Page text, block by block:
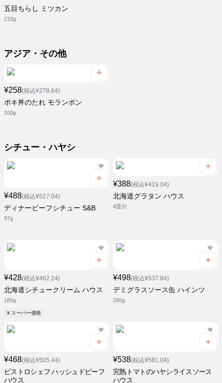
五目ちらし ミツカン
210g
アジア・その他
¥258(税込¥278.64)
ポキ丼のたれ モランボン
100g
シチュー・ハヤシ
¥488(税込¥527.04)
ディナービーフシチュー S&B
97g
¥388(税込¥419.04)
北海道グラタン ハウス
4皿分
¥428(税込¥462.24)
北海道シチュークリーム ハウス
180g
¥ スーパー価格
¥498(税込¥537.84)
デミグラスソース缶 ハインツ
290g
¥468(税込¥505.44)
ビストロシェフ ハッシュドビーフ
ハウス
¥538(税込¥581.04)
完熟トマトのハヤシライスソース
ハウス